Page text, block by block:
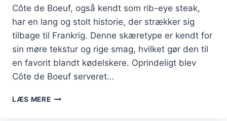
Côte de Boeuf, også kendt som rib-eye steak,
har en lang og stolt historie, der strækker sig
tilbage til Frankrig. Denne skæretype er kendt for
sin møre tekstur og rige smag, hvilket gør den til
en favorit blandt kødelskere. Oprindeligt blev
Côte de Boeuf serveret…
LÆS MERECÔTE